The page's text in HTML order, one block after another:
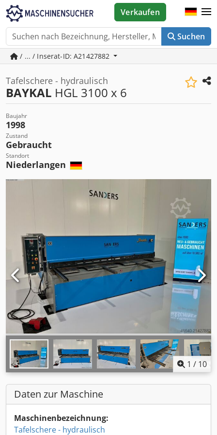
Suchen
Verkaufen
/ ... / Inserat-ID: A21427882
Tafelschere - hydraulisch
BAYKAL HGL 3100 x 6
Baujahr
1998
Zustand
Gebraucht
Standort
Niederlangen
1 / 10
Daten zur Maschine
Maschinenbezeichnung:
Tafelschere - hydraulisch